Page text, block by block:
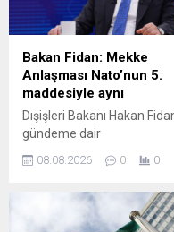
Bakan Fidan: Mekke
Anlaşması Nato’nun 5.
maddesiyle aynı
Dışişleri Bakanı Hakan
gündeme dair
Bakan Fidan; Türkiye, Suudi
arasında imzalanan Mekke
Ortak Savunma
08.08.2026 0 0